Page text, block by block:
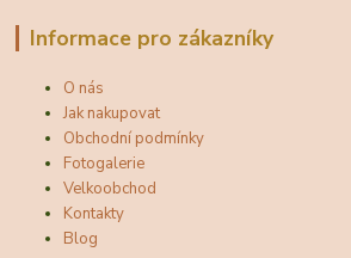
Informace pro zákazníky
O nás
Jak nakupovat
Obchodní podmínky
Fotogalerie
Velkoobchod
Kontakty
Blog